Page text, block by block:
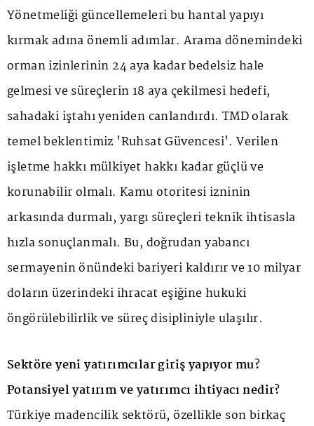
Yönetmeliği güncellemeleri bu hantal yapıyı
kırmak adına önemli adımlar. Arama dönemindeki
orman izinlerinin 24 aya kadar bedelsiz hale
gelmesi ve süreçlerin 18 aya çekilmesi hedefi,
sahadaki iştahı yeniden canlandırdı. TMD olarak
temel beklentimiz 'Ruhsat Güvencesi'. Verilen
işletme hakkı mülkiyet hakkı kadar güçlü ve
korunabilir olmalı. Kamu otoritesi izninin
arkasında durmalı, yargı süreçleri teknik ihtisasla
hızla sonuçlanmalı. Bu, doğrudan yabancı
sermayenin önündeki bariyeri kaldırır ve 10 milyar
doların üzerindeki ihracat eşiğine hukuki
öngörülebilirlik ve süreç disipliniyle ulaşılır.
Sektöre yeni yatırımcılar giriş yapıyor mu?
Potansiyel yatırım ve yatırımcı ihtiyacı nedir?
Türkiye madencilik sektörü, özellikle son birkaç